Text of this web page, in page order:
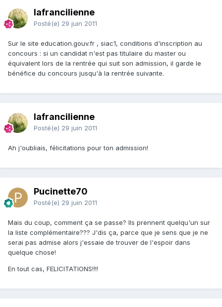
lafrancilienne
Posté(e) 29 juin 2011
Sur le site education.gouv.fr , siac1, conditions d'inscription au
concours : si un candidat n'est pas titulaire du master ou
équivalent lors de la rentrée qui suit son admission, il garde le
bénéfice du concours jusqu'à la rentrée suivante.
lafrancilienne
Posté(e) 29 juin 2011
Ah j'oubliais, félicitations pour ton admission!
Pucinette70
Posté(e) 29 juin 2011
Mais du coup, comment ça se passe? Ils prennent quelqu'un sur
la liste complémentaire??? J'dis ça, parce que je sens que je ne
serai pas admise alors j'essaie de trouver de l'espoir dans
quelque chose!
En tout cas, FELICITATIONS!!!!